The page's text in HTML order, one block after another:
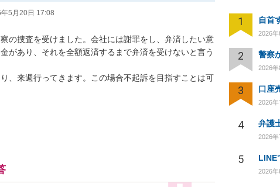
5月20日 17:08
の捜査を受けました。会社には謝罪をし、弁済したい意
があり、それを全額返済するまで弁済を受けないと言う
、来週行ってきます。この場合不起訴を目指すことは可
1
2026年
2
2026年
3
2026年
4
2026年
5
2026年